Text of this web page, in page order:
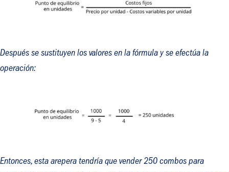
Después se sustituyen los valores en la fórmula y se efectúa la
operación:
Entonces, esta arepera tendría que vender 250 combos para